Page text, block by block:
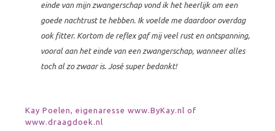
einde van mijn zwangerschap vond ik het heerlijk om een
goede nachtrust te hebben. Ik voelde me daardoor overdag
ook fitter. Kortom de reflex gaf mij veel rust en ontspanning,
vooral aan het einde van een zwangerschap, wanneer alles
toch al zo zwaar is. José super bedankt!
Kay Poelen, eigenaresse www.ByKay.nl of
www.draagdoek.nl